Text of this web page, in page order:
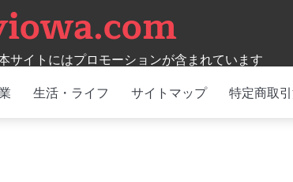
サイトにはプロモーションが含まれています
生活・ライフ サイトマップ 特定商取